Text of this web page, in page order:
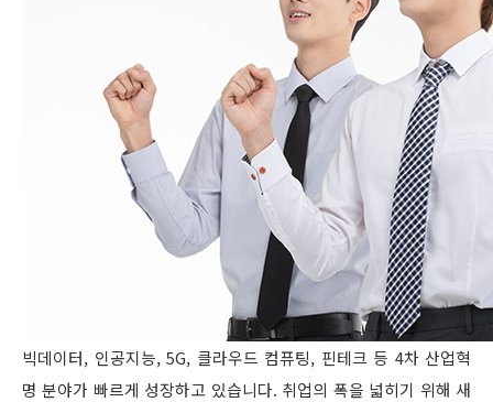
빅데이터, 인공지능, 5G, 클라우드 컴퓨팅, 핀테크 등 4차 산업혁
명 분야가 빠르게 성장하고 있습니다. 취업의 폭을 넓히기 위해 새